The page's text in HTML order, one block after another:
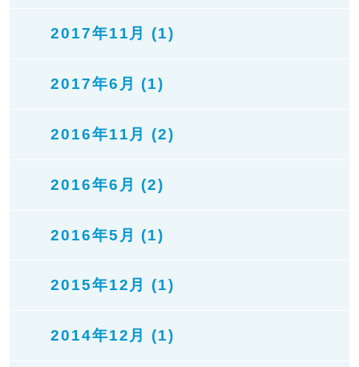
2017年11月 (1)
2017年6月 (1)
2016年11月 (2)
2016年6月 (2)
2016年5月 (1)
2015年12月 (1)
2014年12月 (1)